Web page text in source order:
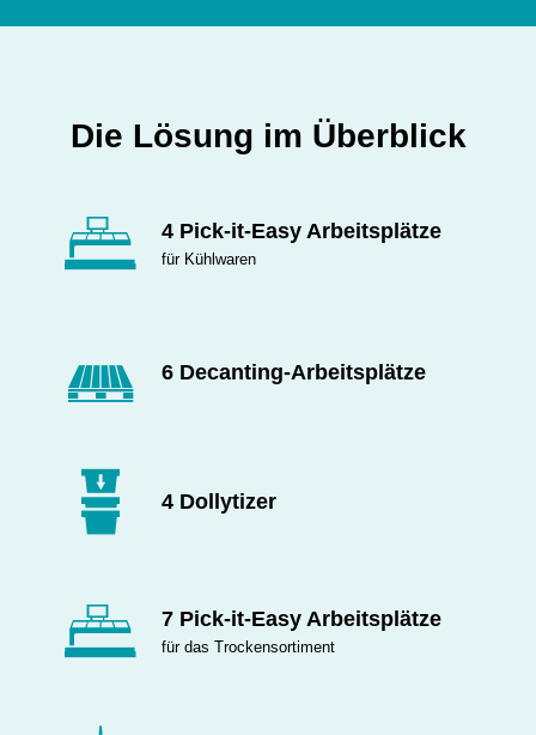
Die Lösung im Überblick
4 Pick-it-Easy Arbeitsplätze
für Kühlwaren
6 Decanting-Arbeitsplätze
4 Dollytizer
7 Pick-it-Easy Arbeitsplätze
für das Trockensortiment